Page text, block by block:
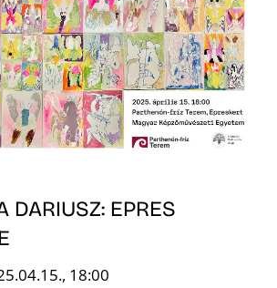
DARIUSZ: EPRES
18:00